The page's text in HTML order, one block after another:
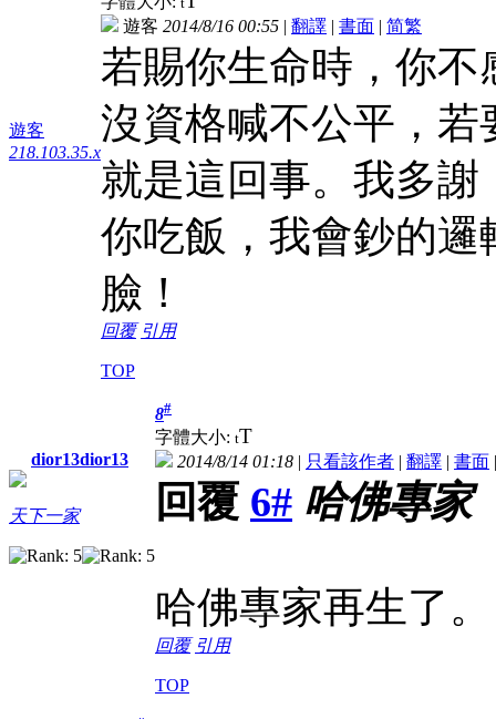
遊客
218.103.35.x
遊客 2014/8/16 00:55 | 翻譯 | 書面 | 简繁
若賜你生命時，你
沒資格喊不公平，
就是這回事。我多
你吃飯，我會鈔的
臉！
回覆 引用
TOP
dior13dior13
天下一家
8#
字體大小: tT
2014/8/14 01:18 | 只看該作者 | 翻譯 | 書面
回覆 6# 哈佛專家
哈佛專家再生了。
回覆 引用
TOP